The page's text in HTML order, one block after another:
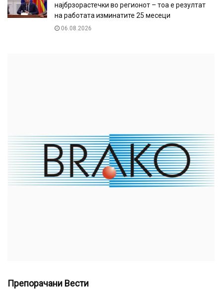
најбрзорастечки во регионот – тоа е резултат
на работата изминатите 25 месеци
06.08.2026
Препорачани Вести